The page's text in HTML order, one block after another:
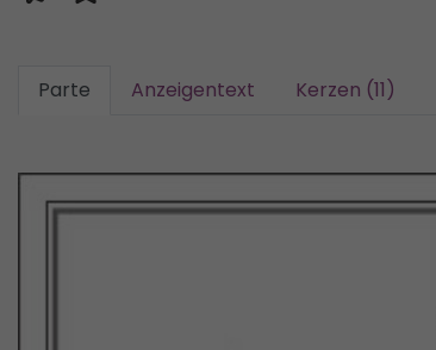
Parte Anzeigentext Kerzen (11)